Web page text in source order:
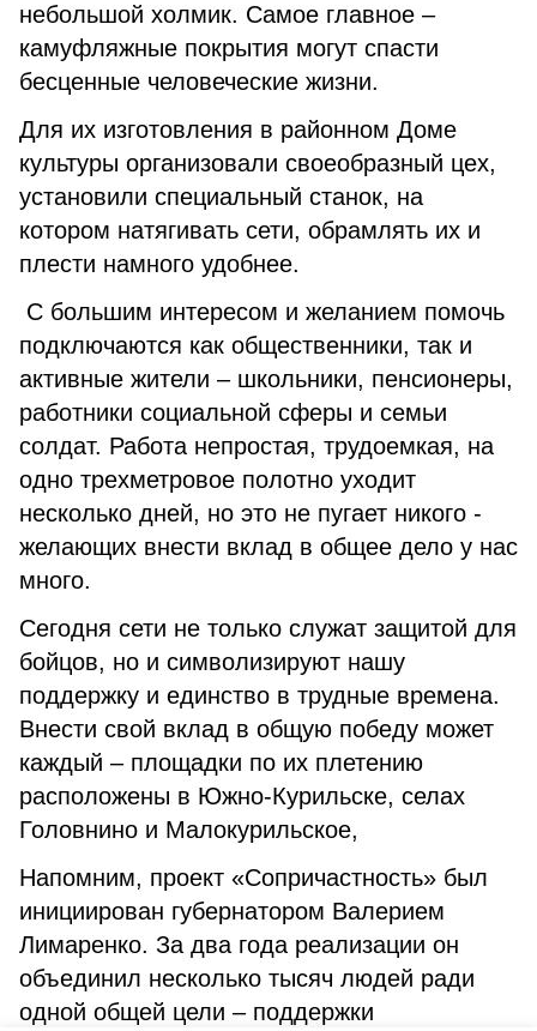
небольшой холмик. Самое главное –
камуфляжные покрытия могут спасти
бесценные человеческие жизни.
Для их изготовления в районном Доме
культуры организовали своеобразный цех,
установили специальный станок, на
котором натягивать сети, обрамлять их и
плести намного удобнее.
С большим интересом и желанием помочь
подключаются как общественники, так и
активные жители – школьники, пенсионеры,
работники социальной сферы и семьи
солдат. Работа непростая, трудоемкая, на
одно трехметровое полотно уходит
несколько дней, но это не пугает никого -
желающих внести вклад в общее дело у нас
много.
Сегодня сети не только служат защитой для
бойцов, но и символизируют нашу
поддержку и единство в трудные времена.
Внести свой вклад в общую победу может
каждый – площадки по их плетению
расположены в Южно-Курильске, селах
Головнино и Малокурильское,
Напомним, проект «Сопричастность» был
инициирован губернатором Валерием
Лимаренко. За два года реализации он
объединил несколько тысяч людей ради
одной общей цели – поддержки